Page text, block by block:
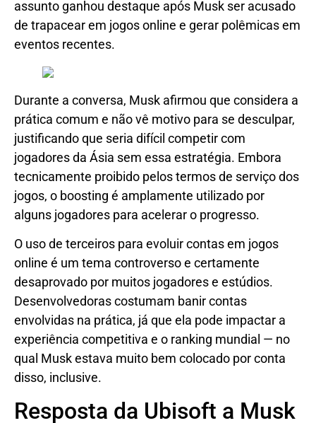
assunto ganhou destaque após Musk ser acusado
de trapacear em jogos online e gerar polêmicas em
eventos recentes.
Durante a conversa, Musk afirmou que considera a
prática comum e não vê motivo para se desculpar,
justificando que seria difícil competir com
jogadores da Ásia sem essa estratégia. Embora
tecnicamente proibido pelos termos de serviço dos
jogos, o boosting é amplamente utilizado por
alguns jogadores para acelerar o progresso.
O uso de terceiros para evoluir contas em jogos
online é um tema controverso e certamente
desaprovado por muitos jogadores e estúdios.
Desenvolvedoras costumam banir contas
envolvidas na prática, já que ela pode impactar a
experiência competitiva e o ranking mundial — no
qual Musk estava muito bem colocado por conta
disso, inclusive.
Resposta da Ubisoft a Musk